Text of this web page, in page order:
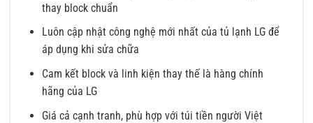
thay block chuẩn
Luôn cập nhật công nghệ mới nhất của tủ lạnh LG để
áp dụng khi sửa chữa
Cam kết block và linh kiện thay thế là hàng chính
hãng của LG
Giá cả cạnh tranh, phù hợp với túi tiền người Việt